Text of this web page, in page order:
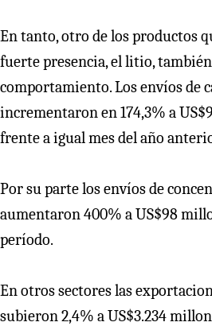
En tanto, otro de los productos
fuerte presencia, el litio,
comportamiento. Los envíos de
incrementaron en 174,3% a
frente a igual mes del año
Por su parte los envíos de
aumentaron 400% a US$98
período.
En otros sectores las
subieron 2,4% a US$3.234